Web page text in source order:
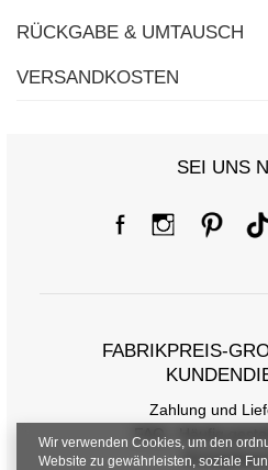
RÜCKGABE & UMTAUSCH
VERSANDKOSTEN
SEI UNS
FABRIKPREIS-
Zahlung und
FAQ - Häufig
Wir verwenden Cookies, um den
Website zu gewährleisten, soziale